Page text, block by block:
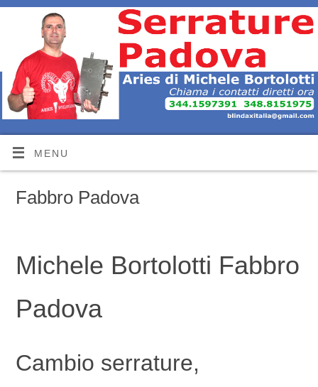
MENU
Fabbro Padova
Michele Bortolotti Fabbro
Padova
Cambio serrature,